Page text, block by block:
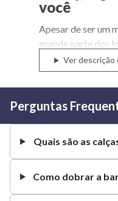
Ver descrição
você
Apesar de ser um
grande parte dos
femininas
compor seus
assertividade em
Pensando nisso, a
espaço, uma
calças jeans para
Entre as opções
Perguntas
Quais são as
Como dobrar a